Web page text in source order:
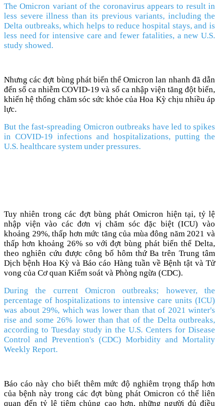
The Omicron variant of the coronavirus appears to result in
less severe illness than its previous variants, including the
Delta outbreaks, which helps to reduce hospital stays, and is
less need for intensive care and fewer fatalities, a new U.S.
study showed.
Nhưng các đợt bùng phát biến thể Omicron lan nhanh đã dẫn
đến số ca nhiễm COVID-19 và số ca nhập viện tăng đột biến,
khiến hệ thống chăm sóc sức khỏe của Hoa Kỳ chịu nhiều áp
lực.
But the fast-spreading Omicron outbreaks have led to spikes
in COVID-19 infections and hospitalizations, putting the
U.S. healthcare system under pressures.
Tuy nhiên trong các đợt bùng phát Omicron hiện tại, tỷ lệ
nhập viện vào các đơn vị chăm sóc đặc biệt (ICU) vào
khoảng 29%, thấp hơn mức tăng của mùa đông năm 2021 và
thấp hơn khoảng 26% so với đợt bùng phát biến thể Delta,
theo nghiên cứu được công bố hôm thứ Ba trên Trung tâm
Dịch bệnh Hoa Kỳ và Báo cáo Hàng tuần về Bệnh tật và Tử
vong của Cơ quan Kiểm soát và Phòng ngừa (CDC).
During the current Omicron outbreaks; however, the
percentage of hospitalizations to intensive care units (ICU)
was about 29%, which was lower than that of 2021 winter's
rise and some 26% lower than that of the Delta outbreaks,
according to Tuesday study in the U.S. Centers for Disease
Control and Prevention's (CDC) Morbidity and Mortality
Weekly Report.
Báo cáo này cho biết thêm mức độ nghiêm trọng thấp hơn
của bệnh này trong các đợt bùng phát Omicron có thể liên
quan đến tỷ lệ tiêm chủng cao hơn, những người đủ điều